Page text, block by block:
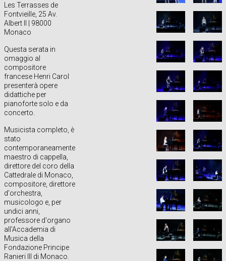
Les Terrasses de
Fontvieille, 25 Av.
Albert II | 98000
Monaco
Questa serata in
omaggio al
compositore
francese Henri Carol
presenterà opere
didattiche per
pianoforte solo e da
concerto.
Musicista completo, è
stato
contemporaneamente
maestro di cappella,
direttore del coro della
Cattedrale di Monaco,
compositore, direttore
d'orchestra,
musicologo e, per
undici anni,
professore d'organo
all'Accademia di
Musica della
Fondazione Principe
Ranieri III di Monaco.